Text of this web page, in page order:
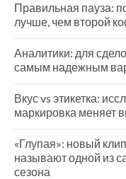
Правильная пауза:
лучше, чем второй
Аналитики: для
самым надежным
Вкус vs этикетка:
маркировка меняет
«Глупая»: новый
называют одной из
сезона